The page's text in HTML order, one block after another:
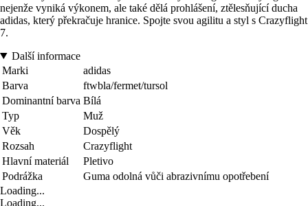
nejenže vyniká výkonem, ale také dělá prohlášení, ztělesňující ducha
adidas, který překračuje hranice. Spojte svou agilitu a styl s Crazyflight
7.
Další informace
Marki
adidas
Barva
ftwbla/fermet/tursol
Dominantní barva Bílá
Typ
Muž
Věk
Dospělý
Rozsah
Crazyflight
Hlavní materiál
Pletivo
Podrážka
Guma odolná vůči abrazivnímu opotřebení
Loading...
Loading...